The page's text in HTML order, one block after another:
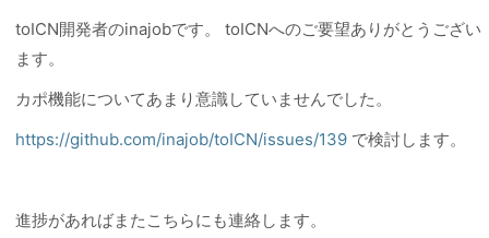
toICN開発者のinajobです。 toICNへのご要望ありがとうござい
ます。
カポ機能についてあまり意識していませんでした。
https://github.com/inajob/toICN/issues/139 で検討します。
進捗があればまたこちらにも連絡します。